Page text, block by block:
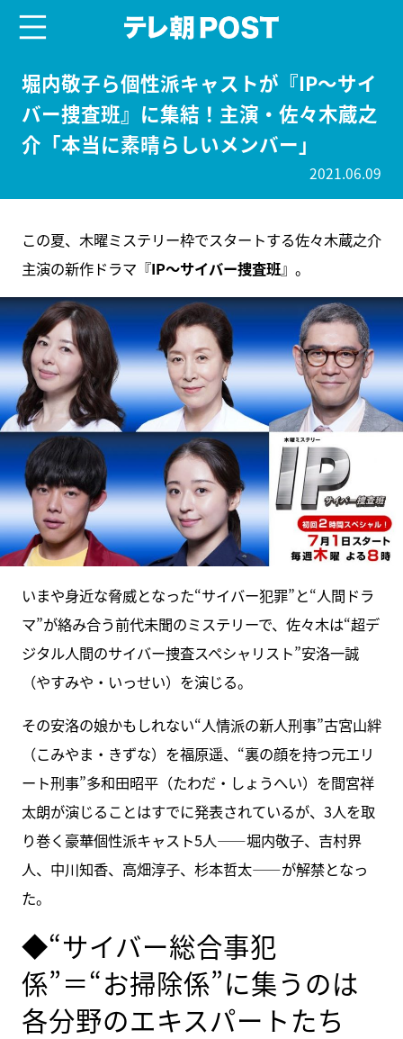
堀内敬子ら個性派キャストが『IP～サイ
バー捜査班』に集結！主演・佐々木蔵之
介「本当に素晴らしいメンバー」
2021.06.09
この夏、木曜ミステリー枠でスタートする佐々木蔵之介
主演の新作ドラマ『IP～サイバー捜査班』。
いまや身近な脅威となった“サイバー犯罪”と“人間ドラ
マ”が絡み合う前代未聞のミステリーで、佐々木は“超デ
ジタル人間のサイバー捜査スペシャリスト”安洛一誠
（やすみや・いっせい）を演じる。
その安洛の娘かもしれない“人情派の新人刑事”古宮山絆
（こみやま・きずな）を福原遥、“裏の顔を持つ元エリ
ート刑事”多和田昭平（たわだ・しょうへい）を間宮祥
太朗が演じることはすでに発表されているが、3人を取
り巻く豪華個性派キャスト5人――堀内敬子、吉村界
人、中川知香、高畑淳子、杉本哲太――が解禁となっ
た。
◆“サイバー総合事犯
係”＝“お掃除係”に集うのは
各分野のエキスパートたち